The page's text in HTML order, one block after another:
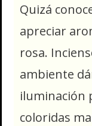
Quizá
apreciar
rosa.
ambiente
iluminación
coloridas